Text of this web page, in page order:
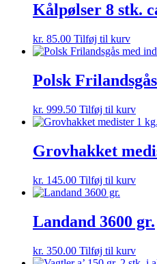
Kålpølser 8 stk.
kr. 85.00 Tilføj til kurv
Polsk
kr. 999.50 Tilføj til kurv
Grovhakket
kr. 145.00 Tilføj til kurv
Landand 3600 gr.
kr. 350.00 Tilføj til kurv